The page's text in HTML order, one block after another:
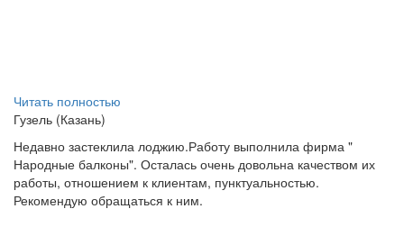
Читать полностью
Гузель (Казань)
Недавно застеклила лоджию.Работу выполнила фирма "
Народные балконы". Осталась очень довольна качеством их
работы, отношением к клиентам, пунктуальностью.
Рекомендую обращаться к ним.